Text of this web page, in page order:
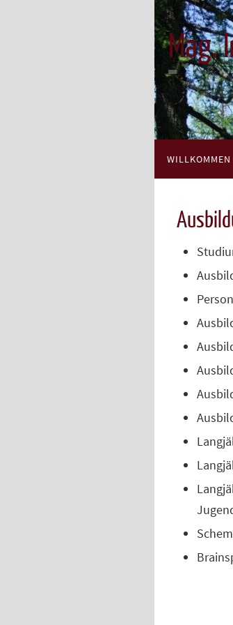
Mag.
Inhalt
springen
WILLKOMMEN